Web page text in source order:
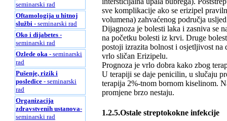
seminarski rad
Oftamologija u hitnoj
službi - seminarski rad
Oko i dijabetes -
seminarski rad
Ozlede oka - seminarski
rad
Pušenje, rizik i
posledice - seminarski
rad
Organizacija
zdravstvenih ustanova-
seminarski rad
sve komplikacije ako se erizipel
volumena) zahvaćenog područja
Dijagnoza je bolesti laka i zasniva se
na početku bolesti iz krvi. Druge
postoji izrazita bolnost i osjetljivost
vrlo sličan Erizipelu.
Prognoza je vrlo dobra kako zbog
U terapiji se daje penicilin, u slučaju
terapija 2%-tnom bornom kiselinom.
promjene brzo nestaju.
1.2.5.Ostale streptokokne infekcije